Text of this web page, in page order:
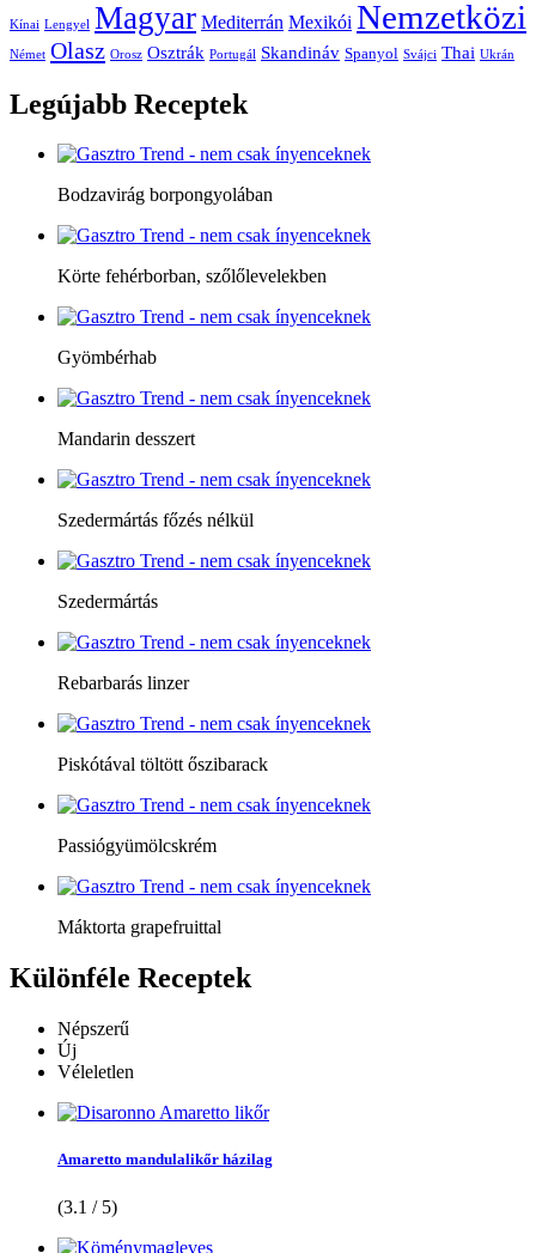
Kínai Lengyel Magyar Mediterrán Mexikói Nemzetközi
Német Olasz Orosz Osztrák Portugál Skandináv Spanyol Svájci Thai Ukrán
Legújabb Receptek
Bodzavirág borpongyolában
Körte fehérborban, szőlőlevelekben
Gyömbérhab
Mandarin desszert
Szedermártás főzés nélkül
Szedermártás
Rebarbarás linzer
Piskótával töltött őszibarack
Passiógyümölcskrém
Máktorta grapefruittal
Különféle Receptek
Népszerű
Új
Véleletlen
Amaretto mandulalikőr házilag
(3.1 / 5)